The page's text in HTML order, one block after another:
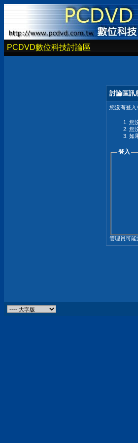
PCDVD數位科技討論區
討論區訊
您沒有登入
您
您
如
登入
管理員可能